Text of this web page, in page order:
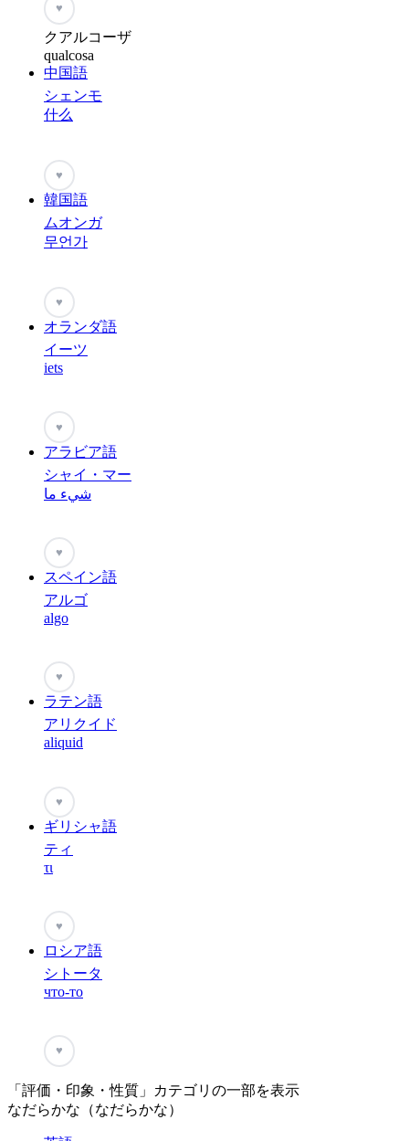
♥
クアルコーザ
qualcosa
中国語
シェンモ
什么
♥
韓国語
ムオンガ
무언가
♥
オランダ語
イーツ
iets
♥
アラビア語
シャイ・マー
شيء ما
♥
スペイン語
アルゴ
algo
♥
ラテン語
アリクイド
aliquid
♥
ギリシャ語
ティ
τι
♥
ロシア語
シトータ
что-то
♥
「評価・印象・性質」カテゴリの一部を表示
なだらかな（なだらかな）